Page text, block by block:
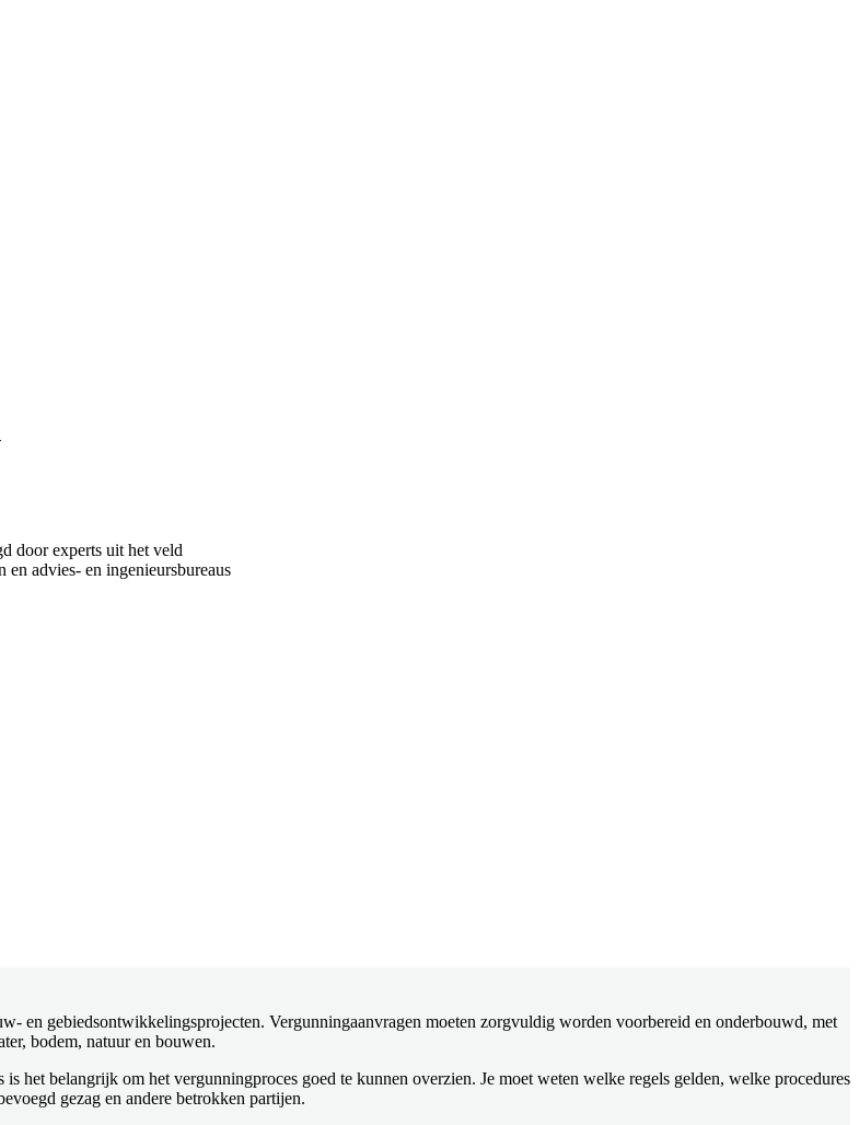
door experts uit het veld
advies- en ingenieursbureaus
en gebiedsontwikkelingsprojecten. Vergunningaanvragen moeten zorgvuldig worden voorbereid en onderbouwd, met
bodem, natuur en bouwen.
het belangrijk om het vergunningproces goed te kunnen overzien. Je moet weten welke regels gelden, welke procedures
gezag en andere betrokken partijen.